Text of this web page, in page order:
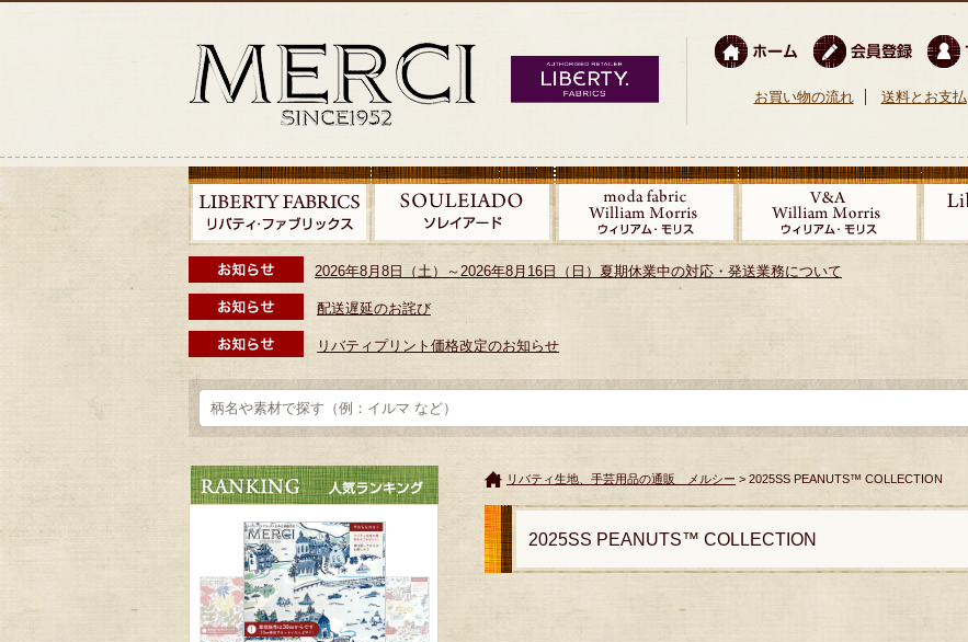
お買い物の流れ 送料とお支払
2026年8月8日（土）～2026年8月16日（日）夏期休業中の対応・発送業務について
配送遅延のお詫び
リバティプリント価格改定のお知らせ
リバティ生地、手芸用品の通販 メルシー > 2025SS PEANUTS™ COLLECTION
2025SS PEANUTS™ COLLECTION